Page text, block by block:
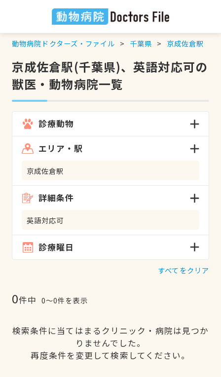
動物病院ドクターズ・ファイル 千葉県 京成佐倉駅
京成佐倉駅(千葉県)、英語対応可の
獣医・動物病院一覧
診療動物
エリア・駅
京成佐倉駅
詳細条件
英語対応可
診療曜日
すべてをクリア
0件中 0〜0件を表示
検索条件に当てはまるクリニック・病院は見つか
りませんでした。
再度条件を変更して検索してください。